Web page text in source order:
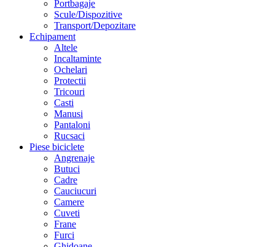
Portbagaje
Scule/Dispozitive
Transport/Depozitare
Echipament
Altele
Incaltaminte
Ochelari
Protectii
Tricouri
Casti
Manusi
Pantaloni
Rucsaci
Piese biciclete
Angrenaje
Butuci
Cadre
Cauciucuri
Camere
Cuveti
Frane
Furci